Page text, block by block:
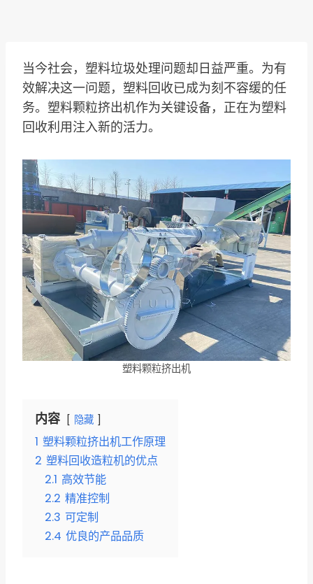
当今社会，塑料垃圾处理问题却日益严重。为有
效解决这一问题，塑料回收已成为刻不容缓的任
务。塑料颗粒挤出机作为关键设备，正在为塑料
回收利用注入新的活力。
塑料颗粒挤出机
内容 隐藏
1 塑料颗粒挤出机工作原理
2 塑料回收造粒机的优点
2.1 高效节能
2.2 精准控制
2.3 可定制
2.4 优良的产品品质